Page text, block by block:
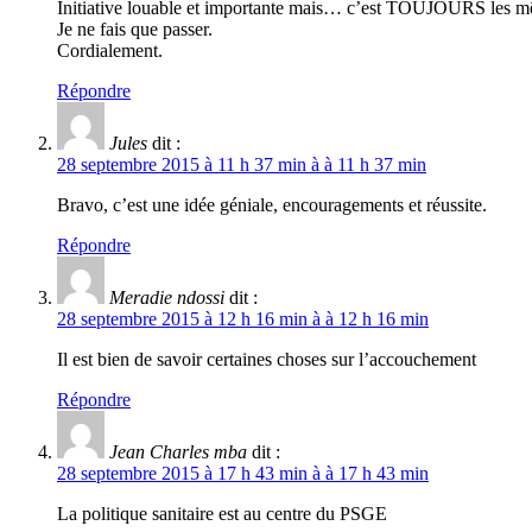
Initiative louable et importante mais… c’est TOUJOURS les
Je ne fais que passer.
Cordialement.
Répondre
Jules dit :
28 septembre 2015 à 11 h 37 min à à 11 h 37 min
Bravo, c’est une idée géniale, encouragements et réussite.
Répondre
Meradie ndossi dit :
28 septembre 2015 à 12 h 16 min à à 12 h 16 min
Il est bien de savoir certaines choses sur l’accouchement
Répondre
Jean Charles mba dit :
28 septembre 2015 à 17 h 43 min à à 17 h 43 min
La politique sanitaire est au centre du PSGE